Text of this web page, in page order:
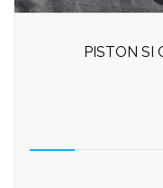
PISTON SI